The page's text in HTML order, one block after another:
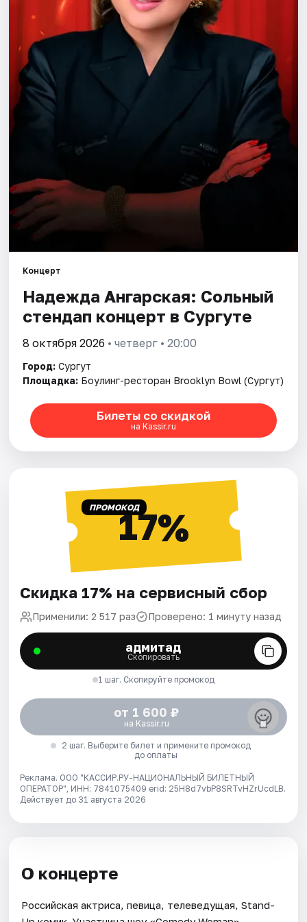
Рейтинги
Концерт
Надежда Ангарская: Сольный
стендап концерт в Сургуте
8 октября 2026 • четверг • 20:00
Город: Сургут
Площадка: Боулинг-ресторан Brooklyn Bowl (Сургут)
Билеты со скидкой
на Kassir.ru
ПРОМОКОД17%
Скидка 17% на сервисный сбор
Применили: 2 517 раз Проверено: 1 минуту назад
адмитад
Скопировать
1 шаг. Скопируйте промокод
от 1 600 ₽
на Kassir.ru
2 шаг. Выберите билет и примените промокод
до оплаты
Реклама. ООО "КАССИР.РУ-НАЦИОНАЛЬНЫЙ БИЛЕТНЫЙ
ОПЕРАТОР", ИНН: 7841075409 erid: 25H8d7vbP8SRTvHZrUcdLB.
Действует до 31 августа 2026
О концерте
Российская актриса, певица, телеведущая, Stand-